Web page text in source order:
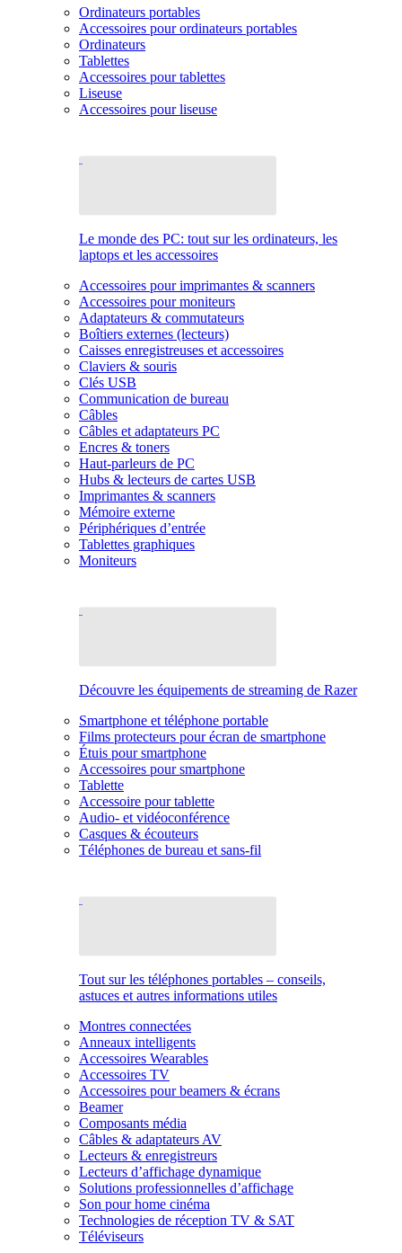
Ordinateurs portables
Accessoires pour ordinateurs portables
Ordinateurs
Tablettes
Accessoires pour tablettes
Liseuse
Accessoires pour liseuse
Le monde des PC: tout sur les ordinateurs, les
laptops et les accessoires
Accessoires pour imprimantes & scanners
Accessoires pour moniteurs
Adaptateurs & commutateurs
Boîtiers externes (lecteurs)
Caisses enregistreuses et accessoires
Claviers & souris
Clés USB
Communication de bureau
Câbles
Câbles et adaptateurs PC
Encres & toners
Haut-parleurs de PC
Hubs & lecteurs de cartes USB
Imprimantes & scanners
Mémoire externe
Périphériques d’entrée
Tablettes graphiques
Moniteurs
Découvre les équipements de streaming de Razer
Smartphone et téléphone portable
Films protecteurs pour écran de smartphone
Étuis pour smartphone
Accessoires pour smartphone
Tablette
Accessoire pour tablette
Audio- et vidéoconférence
Casques & écouteurs
Téléphones de bureau et sans-fil
Tout sur les téléphones portables – conseils,
astuces et autres informations utiles
Montres connectées
Anneaux intelligents
Accessoires Wearables
Accessoires TV
Accessoires pour beamers & écrans
Beamer
Composants média
Câbles & adaptateurs AV
Lecteurs & enregistreurs
Lecteurs d’affichage dynamique
Solutions professionnelles d’affichage
Son pour home cinéma
Technologies de réception TV & SAT
Téléviseurs